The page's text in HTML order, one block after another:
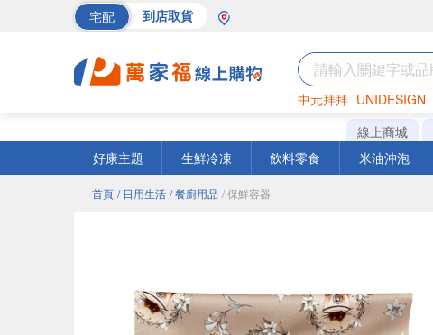
宅配 到店取貨
中元拜拜 UNIDESIGN
罐頭 海苔 洋
線上商城
好康主題
生鮮冷凍 飲料零食 米油沖泡
首頁 / 日用生活 / 餐廚用品 / 保鮮容器